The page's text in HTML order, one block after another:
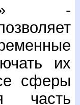
-
их
сферы
часть